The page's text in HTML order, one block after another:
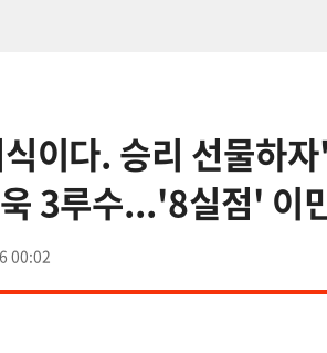
이다. 승리 선물하
3루수...'8실점' 이
00:02